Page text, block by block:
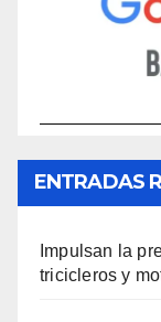
ENTRADAS
Impulsan la
tricicleros y